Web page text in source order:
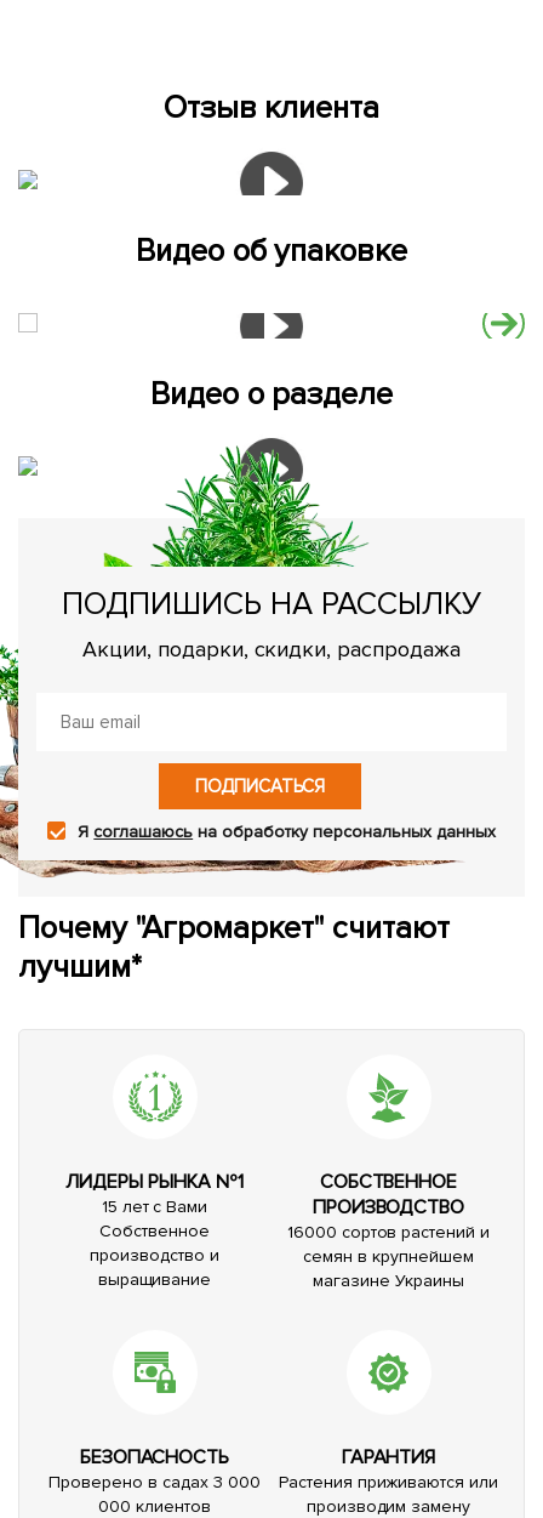
Отзыв клиента
Видео об упаковке
Видео о разделе
ПОДПИШИСЬ НА РАССЫЛКУ
Акции, подарки, скидки, распродажа
ПОДПИСАТЬСЯ
Ясоглашаюсь на обработку персональных данных
Почему "Агромаркет" считают
лучшим*
ЛИДЕРЫ РЫНКА №1
15 лет с Вами
Собственное
производство и
выращивание
СОБСТВЕННОЕ
ПРОИЗВОДСТВО
16000 сортов растений и
семян в крупнейшем
магазине Украины
БЕЗОПАСНОСТЬ
Проверено в садах 3 000
000 клиентов
ГАРАНТИЯ
Растения приживаются или
производим замену